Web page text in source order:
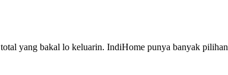
yang bakal lo keluarin. IndiHome punya banyak pilihan